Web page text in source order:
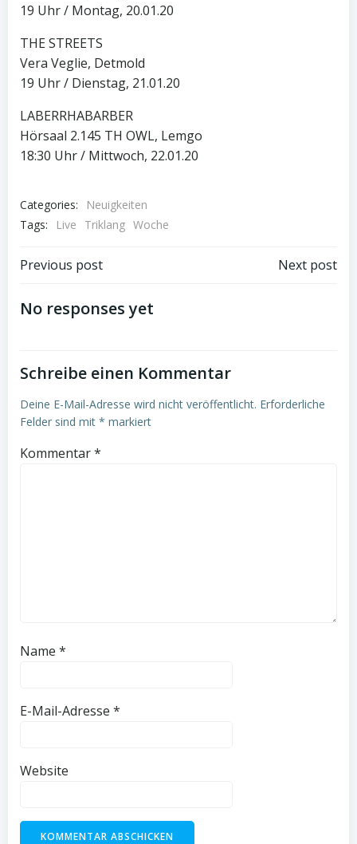
19 Uhr / Montag, 20.01.20
THE STREETS
Vera Veglie, Detmold
19 Uhr / Dienstag, 21.01.20
LABERRHABARBER
Hörsaal 2.145 TH OWL, Lemgo
18:30 Uhr / Mittwoch, 22.01.20
Categories:
Neuigkeiten
Tags:
Live Triklang Woche
Post
navigation
Previous post Next post
No responses yet
Schreibe einen Kommentar
Deine E-Mail-Adresse wird nicht veröffentlicht. Erforderliche
Felder sind mit * markiert
Kommentar*
Name *
E-Mail-Adresse *
Website